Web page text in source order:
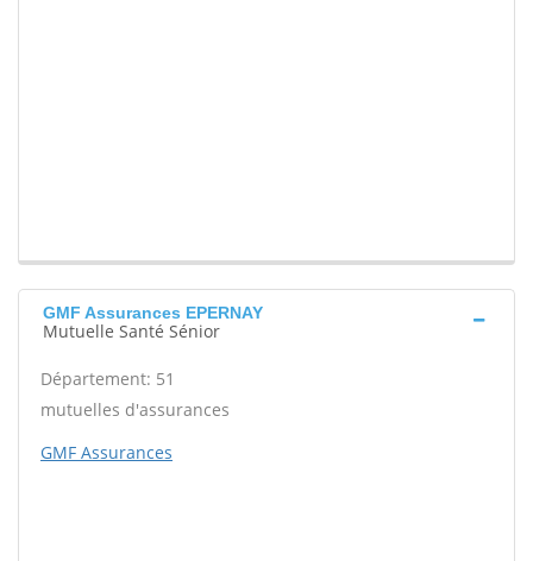
GMF Assurances EPERNAY
Mutuelle Santé Sénior
Département: 51
mutuelles d'assurances
GMF Assurances